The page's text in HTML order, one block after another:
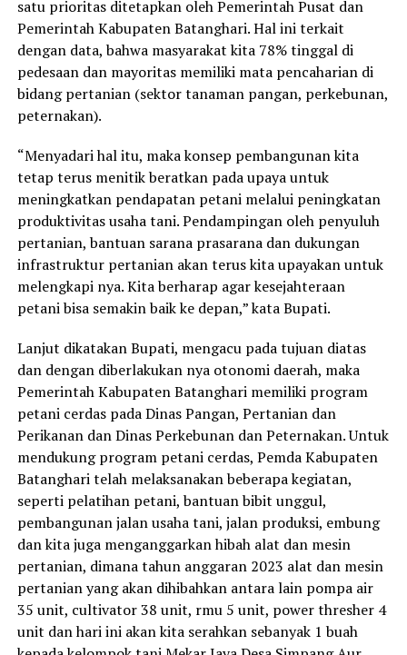
satu prioritas ditetapkan oleh Pemerintah Pusat dan
Pemerintah Kabupaten Batanghari. Hal ini terkait
dengan data, bahwa masyarakat kita 78% tinggal di
pedesaan dan mayoritas memiliki mata pencaharian di
bidang pertanian (sektor tanaman pangan, perkebunan,
peternakan).
“Menyadari hal itu, maka konsep pembangunan kita
tetap terus menitik beratkan pada upaya untuk
meningkatkan pendapatan petani melalui peningkatan
produktivitas usaha tani. Pendampingan oleh penyuluh
pertanian, bantuan sarana prasarana dan dukungan
infrastruktur pertanian akan terus kita upayakan untuk
melengkapi nya. Kita berharap agar kesejahteraan
petani bisa semakin baik ke depan,” kata Bupati.
Lanjut dikatakan Bupati, mengacu pada tujuan diatas
dan dengan diberlakukan nya otonomi daerah, maka
Pemerintah Kabupaten Batanghari memiliki program
petani cerdas pada Dinas Pangan, Pertanian dan
Perikanan dan Dinas Perkebunan dan Peternakan. Untuk
mendukung program petani cerdas, Pemda Kabupaten
Batanghari telah melaksanakan beberapa kegiatan,
seperti pelatihan petani, bantuan bibit unggul,
pembangunan jalan usaha tani, jalan produksi, embung
dan kita juga menganggarkan hibah alat dan mesin
pertanian, dimana tahun anggaran 2023 alat dan mesin
pertanian yang akan dihibahkan antara lain pompa air
35 unit, cultivator 38 unit, rmu 5 unit, power thresher 4
unit dan hari ini akan kita serahkan sebanyak 1 buah